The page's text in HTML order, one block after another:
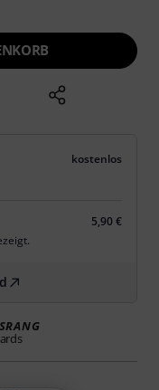
kostenlos
5,90 €